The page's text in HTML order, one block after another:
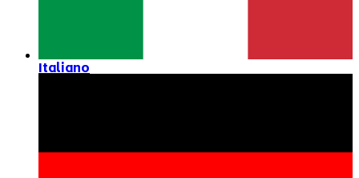
Italiano